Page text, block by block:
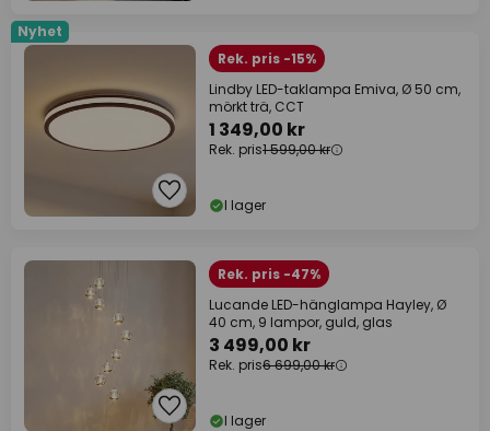
Nyhet
Rek. pris -15%
Lindby LED-taklampa Emiva, Ø 50 cm,
mörkt trä, CCT
1 349,00 kr
Rek. pris1 599,00 kr
I lager
Rek. pris -47%
Lucande LED-hänglampa Hayley, Ø
40 cm, 9 lampor, guld, glas
3 499,00 kr
Rek. pris6 699,00 kr
I lager